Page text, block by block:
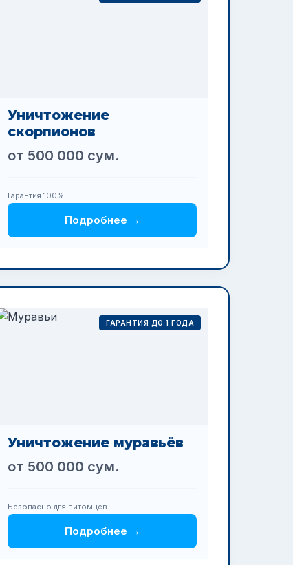
Уничтожение
скорпионов
от 500 000 сум.
Гарантия 100%
Подробнее →
ГАРАНТИЯ ДО 1 ГОДА
Уничтожение муравьёв
от 500 000 сум.
Безопасно для питомцев
Подробнее →